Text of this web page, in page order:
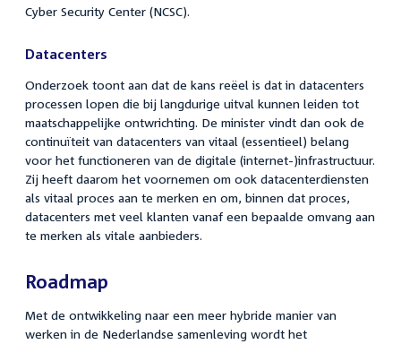
Cyber Security Center (NCSC).
Datacenters
Onderzoek toont aan dat de kans reëel is dat in datacenters
processen lopen die bij langdurige uitval kunnen leiden tot
maatschappelijke ontwrichting. De minister vindt dan ook de
continuïteit van datacenters van vitaal (essentieel) belang
voor het functioneren van de digitale (internet-)infrastructuur.
Zij heeft daarom het voornemen om ook datacenterdiensten
als vitaal proces aan te merken en om, binnen dat proces,
datacenters met veel klanten vanaf een bepaalde omvang aan
te merken als vitale aanbieders.
Roadmap
Met de ontwikkeling naar een meer hybride manier van
werken in de Nederlandse samenleving wordt het